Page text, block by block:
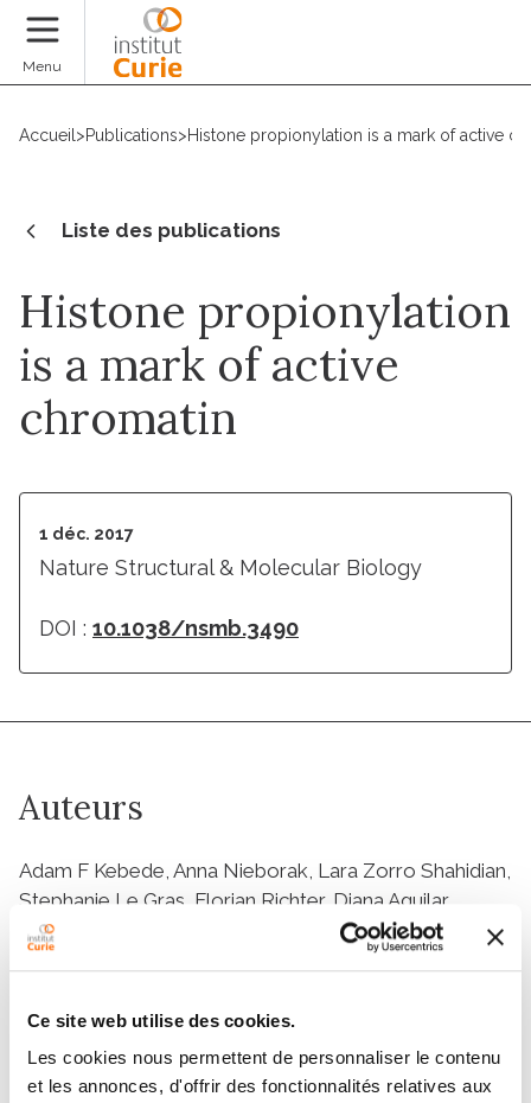
Ce site web utilise des cookies.
Les cookies nous permettent de personnaliser le contenu
et les annonces, d'offrir des fonctionnalités relatives aux
Menu
Accueil >Publications>Histone propionylation is a mark of active
Liste des publications
Histone propionylation
is a mark of active
chromatin
1 déc. 2017
Nature Structural & Molecular Biology
DOI : 10.1038/nsmb.3490
Auteurs
Adam F Kebede, Anna Nieborak, Lara Zorro Shahidian,
Stephanie Le Gras, Florian Richter, Diana Aguilar
Gómez, Marijke P Baltissen, Gergo Meszaros, Helena
de Fatima Magliarelli, Aaron Taudt, Raphael
Sylvain Daujat, Michiel Vermeulen, Gerhard Mittler,
Robert Schneider